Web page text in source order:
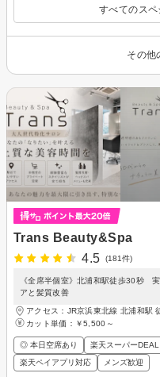
すべてのス
その他
Trans Beauty&Spa
4.5
(181件)
《全席半個室》北浦和駅徒歩30秒
アと髪質改善
アクセス：JR京浜東北線 北浦和駅
カット単価： ￥5,500～
◎ 本日空席あり 楽天スーパーDEAL
楽天ペイアプリ対応
メンズ歓迎